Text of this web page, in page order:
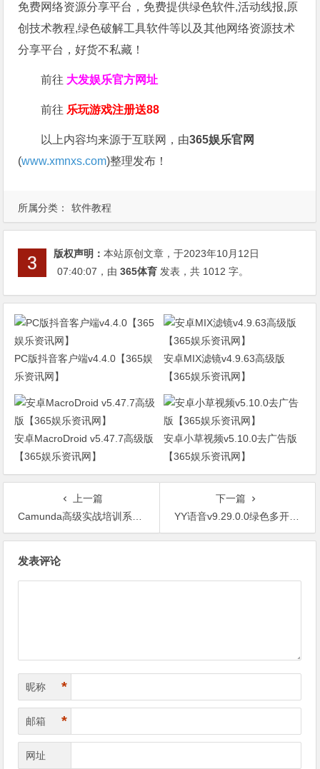
所属分类： 软件教程
免费网络资源分享平台，免费提供绿色软件,活动线报,原
创技术教程,绿色破解工具软件等以及其他网络资源技术
分享平台，好货不私藏！
前往 大发娱乐官方网址
前往 乐玩游戏注册送88
以上内容均来源于互联网，由365娱乐官网
(www.xmnxs.com)整理发布！
版权声明：本站原创文章，于2023年10月12日
07:40:07 ，由365体育 发表，共 1012 字。
PC版抖音客户端v4.4.0【365娱
乐资讯网】
安卓MIX滤镜v4.9.63高级版
【365娱乐资讯网】
安卓MacroDroid v5.47.7高级版
【365娱乐资讯网】
安卓小草视频v5.10.0去广告版
【365娱乐资讯网】
上一篇
Camunda高级实战培训系列教程【365娱乐资讯网】
下一篇
YY语音v9.29.0.0绿色多开纯净版【365娱乐资讯网】
发表评论
昵称 *
邮箱 *
网址